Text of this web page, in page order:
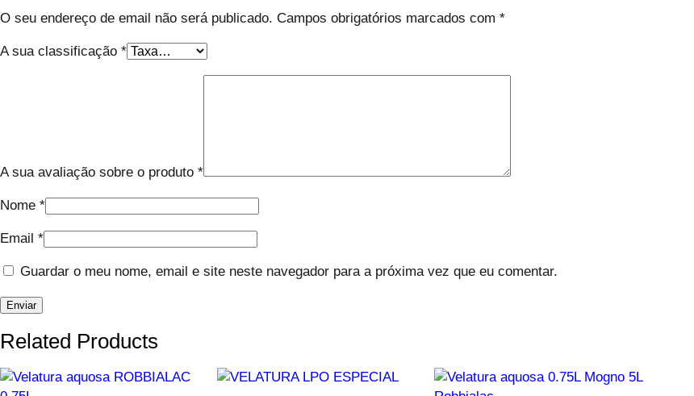
O seu endereço de email não será publicado. Campos obrigatórios marcados com *
A sua classificação *
A sua avaliação sobre o produto *
Nome *
Email *
Guardar o meu nome, email e site neste navegador para a próxima vez que eu comentar.
Related Products